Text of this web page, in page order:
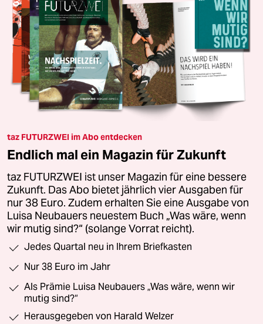
taz FUTURZWEI im Abo entdecken
Endlich mal ein Magazin für Zukunft
taz FUTURZWEI ist unser Magazin für eine bessere
Zukunft. Das Abo bietet jährlich vier Ausgaben für
nur 38 Euro. Zudem erhalten Sie eine Ausgabe von
Luisa Neubauers neuestem Buch „Was wäre, wenn
wir mutig sind?“ (solange Vorrat reicht).
Jedes Quartal neu in Ihrem Briefkasten
Nur 38 Euro im Jahr
Als Prämie Luisa Neubauers „Was wäre, wenn wir
mutig sind?“
Herausgegeben von Harald Welzer